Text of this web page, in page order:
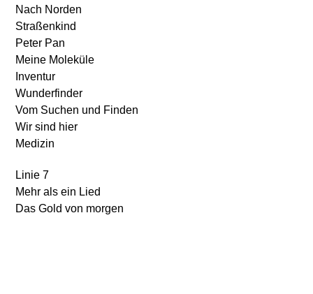
Nach Norden
Straßenkind
Peter Pan
Meine Moleküle
Inventur
Wunderfinder
Vom Suchen und Finden
Wir sind hier
Medizin
Linie 7
Mehr als ein Lied
Das Gold von morgen